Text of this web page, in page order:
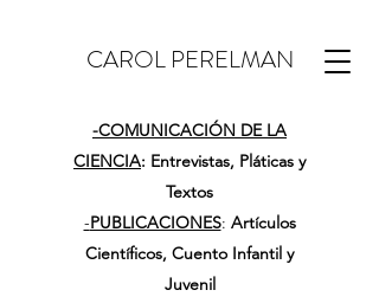
CAROL PERELMAN
-COMUNICACIÓN DE LA
CIENCIA: Entrevistas, Pláticas y
Textos
-PUBLICACIONES: Artículos
Científicos, Cuento Infantil y
Juvenil